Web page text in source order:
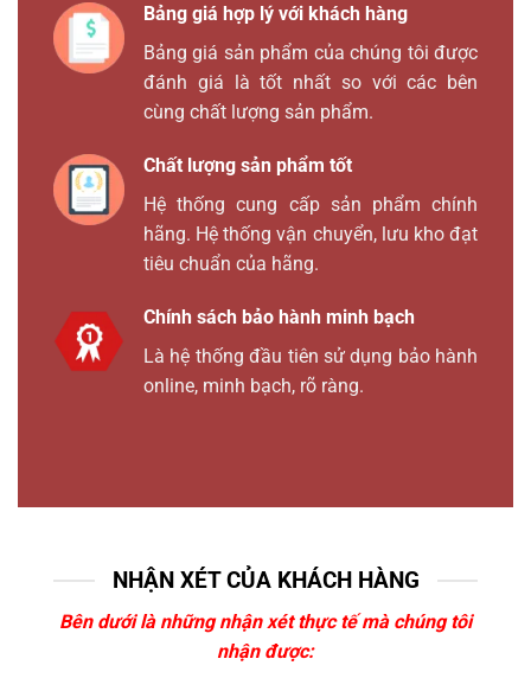
Bảng giá hợp lý với khách hàng
Bảng giá sản phẩm của chúng tôi được
đánh giá là tốt nhất so với các bên
cùng chất lượng sản phẩm.
Chất lượng sản phẩm tốt
Hệ thống cung cấp sản phẩm chính
hãng. Hệ thống vận chuyển, lưu kho đạt
tiêu chuẩn của hãng.
Chính sách bảo hành minh bạch
Là hệ thống đầu tiên sử dụng bảo hành
online, minh bạch, rõ ràng.
NHẬN XÉT CỦA KHÁCH HÀNG
Bên dưới là những nhận xét thực tế mà chúng tôi
nhận được: